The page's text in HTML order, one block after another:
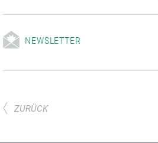
NEWSLETTER
ZURÜCK